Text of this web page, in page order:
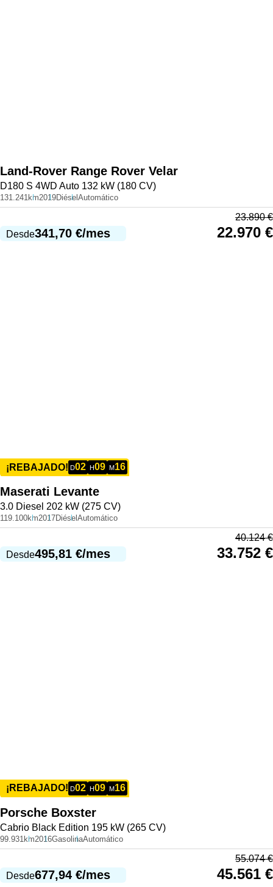
Land-Rover Range Rover Velar
D180 S 4WD Auto 132 kW (180 CV)
131.241km2019Diésel Automático
Desde341,70 €/mes
23.890€
22.970 €
¡REBAJADO! D02 H09 M16
Maserati Levante
3.0 Diesel 202 kW (275 CV)
119.100km2017Diésel Automático
Desde495,81 €/mes
40.124€
33.752 €
¡REBAJADO! D02 H09 M16
Porsche Boxster
Cabrio Black Edition 195 kW (265 CV)
99.931km2016GasolinaAutomático
Desde677,94 €/mes
55.074€
45.561 €